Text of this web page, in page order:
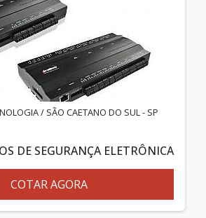
/ SÃO CAETANO DO SUL - SP
DE SEGURANÇA ELETRÔNICA
COTAR AGORA